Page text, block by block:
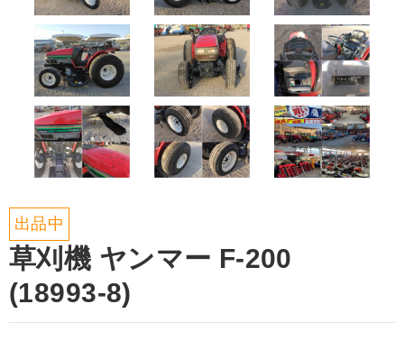
出品中
草刈機 ヤンマー F-200
(18993-8)